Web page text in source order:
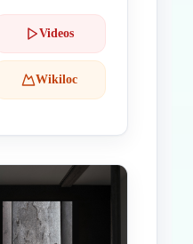
Videos
Wikiloc